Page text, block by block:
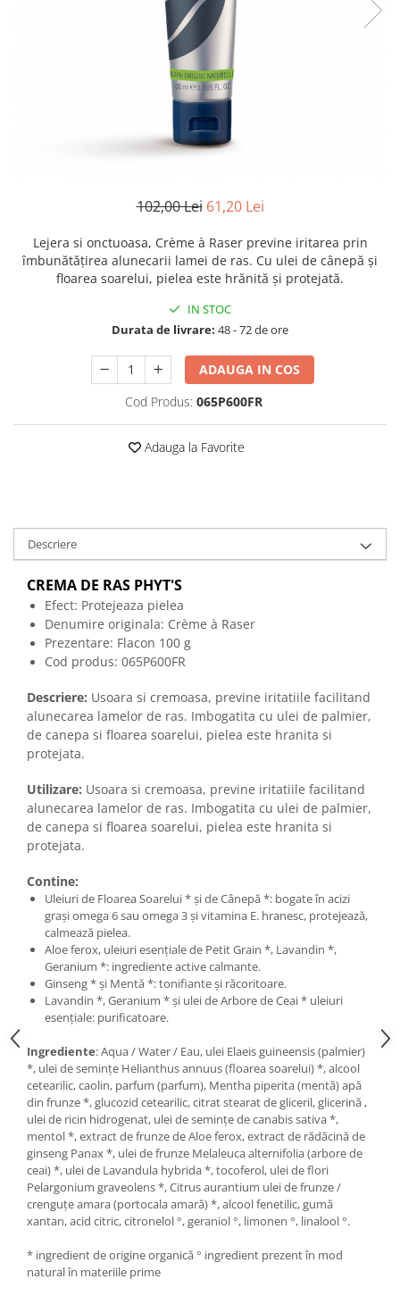
Creme bio piele grasă acneică
102,00 Lei 61,20 Lei
Lejera si onctuoasa, Crème à Raser previne iritarea prin
îmbunătățirea alunecarii lamei de ras. Cu ulei de cânepă și
floarea soarelui, pielea este hrănită și protejată.
IN STOC
Durata de livrare: 48 - 72 de ore
ADAUGA IN COS
Cod Produs: 065P600FR
Adauga la Favorite
Descriere
CREMA DE RAS PHYT'S
Efect: Protejeaza pielea
Denumire originala: Crème à Raser
Prezentare: Flacon 100 g
Cod produs: 065P600FR
Descriere: Usoara si cremoasa, previne iritatiile facilitand
alunecarea lamelor de ras. Imbogatita cu ulei de palmier,
de canepa si floarea soarelui, pielea este hranita si
protejata.
Utilizare: Usoara si cremoasa, previne iritatiile facilitand
alunecarea lamelor de ras. Imbogatita cu ulei de palmier,
de canepa si floarea soarelui, pielea este hranita si
protejata.
Contine:
Uleiuri de Floarea Soarelui * și de Cânepă *: bogate în acizi
grași omega 6 sau omega 3 și vitamina E. hranesc, protejează,
calmează pielea.
Aloe ferox, uleiuri esențiale de Petit Grain *, Lavandin *,
Geranium *: ingrediente active calmante.
Ginseng * și Mentă *: tonifiante și răcoritoare.
Lavandin *, Geranium * și ulei de Arbore de Ceai * uleiuri
esențiale: purificatoare.
Ingrediente: Aqua / Water / Eau, ulei Elaeis guineensis (palmier)
*, ulei de semințe Helianthus annuus (floarea soarelui) *, alcool
cetearilic, caolin, parfum (parfum), Mentha piperita (mentă) apă
din frunze *, glucozid cetearilic, citrat stearat de gliceril, glicerină ,
ulei de ricin hidrogenat, ulei de semințe de canabis sativa *,
mentol *, extract de frunze de Aloe ferox, extract de rădăcină de
ginseng Panax *, ulei de frunze Melaleuca alternifolia (arbore de
ceai) *, ulei de Lavandula hybrida *, tocoferol, ulei de flori
Pelargonium graveolens *, Citrus aurantium ulei de frunze /
crenguțe amara (portocala amară) *, alcool fenetilic, gumă
xantan, acid citric, citronelol °, geraniol °, limonen °, linalool °.
* ingredient de origine organică ° ingredient prezent în mod
natural în materiile prime